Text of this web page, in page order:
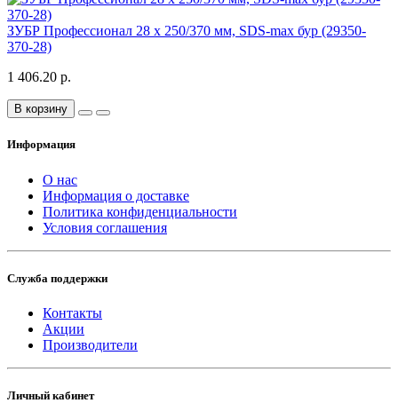
ЗУБР Профессионал 28 x 250/370 мм, SDS-max бур (29350-
370-28)
1 406.20 р.
В корзину
Информация
О нас
Информация о доставке
Политика конфиденциальности
Условия соглашения
Служба поддержки
Контакты
Акции
Производители
Личный кабинет